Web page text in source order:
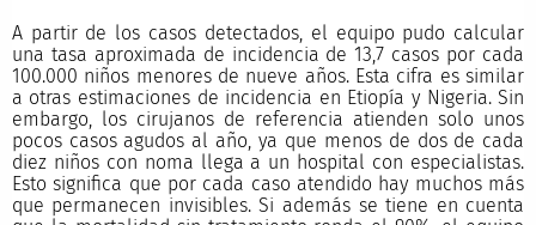
A partir de los casos detectados, el equipo pudo calcular
una tasa aproximada de incidencia de 13,7 casos por cada
100.000 niños menores de nueve años. Esta cifra es similar
a otras estimaciones de incidencia en Etiopía y Nigeria. Sin
embargo, los cirujanos de referencia atienden solo unos
pocos casos agudos al año, ya que menos de dos de cada
diez niños con noma llega a un hospital con especialistas.
Esto significa que por cada caso atendido hay muchos más
que permanecen invisibles. Si además se tiene en cuenta